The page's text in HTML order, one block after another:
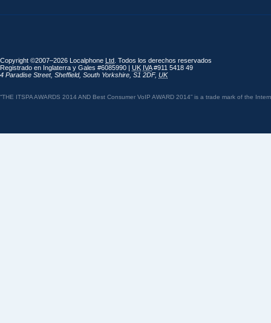
Copyright ©2007–2026 Localphone Ltd . Todos los derechos reservados
Registrado en Inglaterra y Gales #6085990 | UK IVA#911 5418 49
4 Paradise Street, Sheffield, South Yorkshire S1 2DF, UK
“THE ITSPA AWARDS 2014 AND Best Consumer VoIP AWARD 2014” is a trade mark of the